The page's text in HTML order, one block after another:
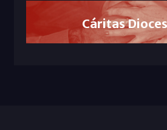
Cáritas